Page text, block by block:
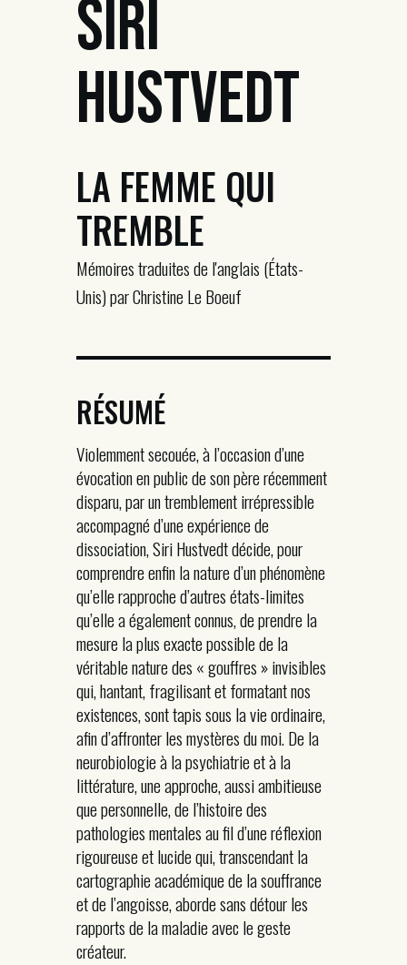
Siri
Hustvedt
LA FEMME QUI
TREMBLE
Mémoires traduites de l'anglais (États-
Unis) par Christine Le Boeuf
RÉSUMÉ
Violemment secouée, à l’occasion d’une
évocation en public de son père récemment
disparu, par un tremblement irrépressible
accompagné d’une expérience de
dissociation, Siri Hustvedt décide, pour
comprendre enfin la nature d’un phénomène
qu’elle rapproche d’autres états-limites
qu’elle a également connus, de prendre la
mesure la plus exacte possible de la
véritable nature des « gouffres » invisibles
qui, hantant, fragilisant et formatant nos
existences, sont tapis sous la vie ordinaire,
afin d’affronter les mystères du moi. De la
neurobiologie à la psychiatrie et à la
littérature, une approche, aussi ambitieuse
que personnelle, de l’histoire des
pathologies mentales au fil d’une réflexion
rigoureuse et lucide qui, transcendant la
cartographie académique de la souffrance
et de l’angoisse, aborde sans détour les
rapports de la maladie avec le geste
créateur.